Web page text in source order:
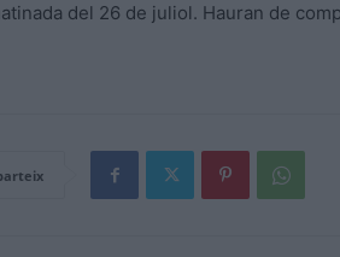
del 26 de juliol. Hauran de